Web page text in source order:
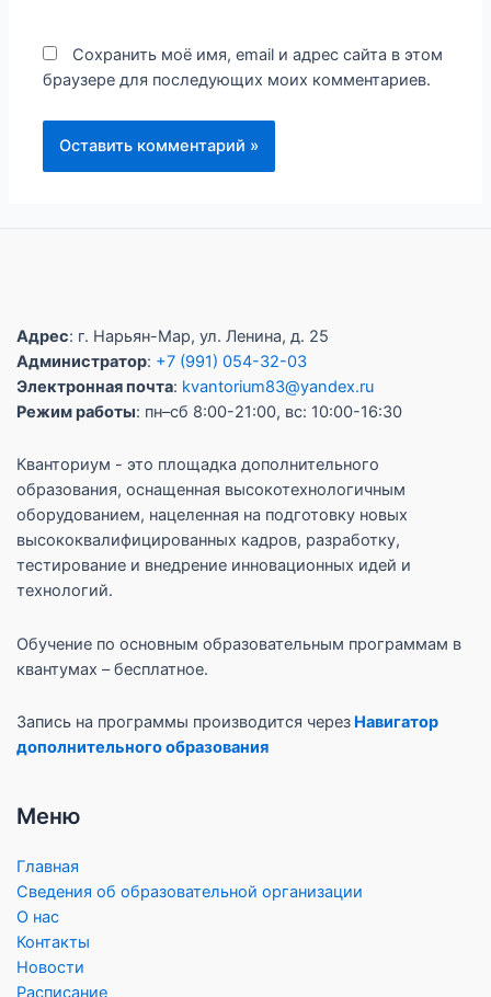
Сохранить моё имя, email и адрес сайта в этом
браузере для последующих моих комментариев.
Адрес: г. Нарьян-Мар, ул. Ленина, д. 25
Администратор: +7 (991) 054-32-03
Электронная почта: kvantorium83@yandex.ru
Режим работы: пн–сб 8:00-21:00, вс: 10:00-16:30
Кванториум - это площадка дополнительного
образования, оснащенная высокотехнологичным
оборудованием, нацеленная на подготовку новых
высококвалифицированных кадров, разработку,
тестирование и внедрение инновационных идей и
технологий.
Обучение по основным образовательным программам в
квантумах – бесплатное.
Запись на программы производится через Навигатор
дополнительного образования
Меню
Главная
Сведения об образовательной организации
О нас
Контакты
Новости
Расписание